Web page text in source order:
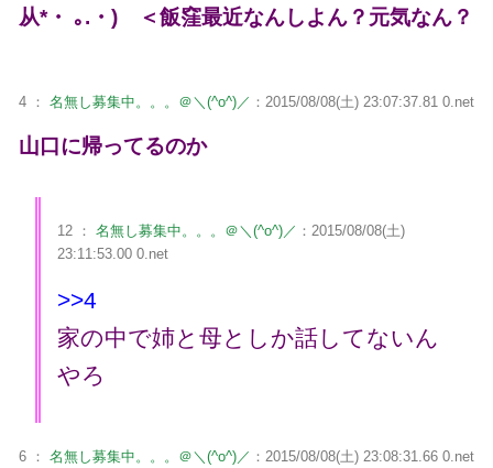
从*・ ｡.・) ＜飯窪最近なんしよん？元気なん？
4 ： 名無し募集中。。。＠＼(^o^)／ ：2015/08/08(土) 23:07:37.81 0.net
山口に帰ってるのか
12 ： 名無し募集中。。。＠＼(^o^)／ ：2015/08/08(土)
23:11:53.00 0.net
>>4
家の中で姉と母としか話してないん
やろ
6 ： 名無し募集中。。。＠＼(^o^)／ ：2015/08/08(土) 23:08:31.66 0.net